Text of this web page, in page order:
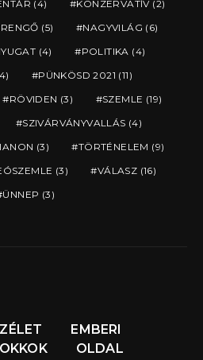
(4) KONZERVATÍV(2)
(5) NAGYVILÁG (6)
(4) POLITIKA (4)
PÜNKÖSD 2021 (11)
RÖVIDEN (3) SZEMLE (19)
SZIVÁRVÁNYVALLÁS (4)
(3) TÖRTÉNELEM (9)
(3) VÁLASZ (16)
ÜNNEP (3)
EMBERI
OLDAL